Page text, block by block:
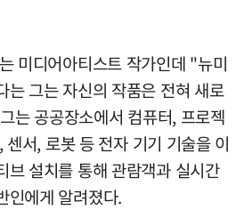
미디어아티스트 작가인데 "뉴미
는 그는 자신의 작품은 전혀 새로
는 공공장소에서 컴퓨터, 프로젝
서, 로봇 등 전자 기기 기술을 이
브 설치를 통해 관람객과 실시간
인에게 알려졌다.